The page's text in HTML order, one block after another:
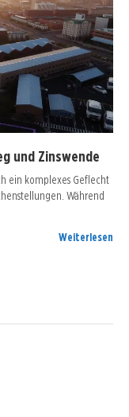
und Zinswende
ein komplexes Geflecht
Während
Weiterlesen